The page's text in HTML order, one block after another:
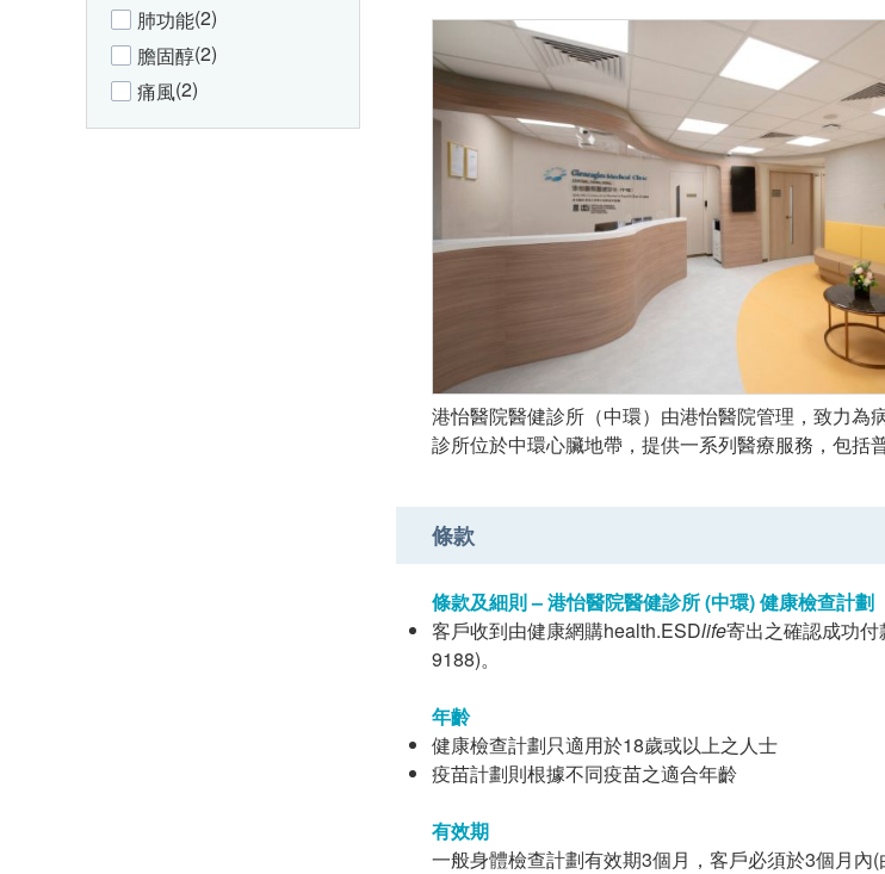
肺功能(2)
膽固醇(2)
痛風(2)
港怡醫院醫健診所（中環）由港怡醫院管理，致力為
診所位於中環心臟地帶，提供一系列醫療服務，包括
條款
條款及細則 – 港怡醫院醫健診所 (中環) 健康檢查計劃
客戶收到由健康網購health.ESDlife寄出之確認成功
9188)。
年齡
健康檢查計劃只適用於18歲或以上之人士
疫苗計劃則根據不同疫苗之適合年齡
有效期
一般身體檢查計劃有效期3個月，客戶必須於3個月內